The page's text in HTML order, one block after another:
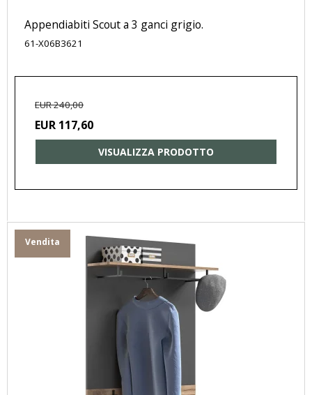
Appendiabiti Scout a 3 ganci grigio.
61-X06B3621
EUR 240,00
EUR 117,60
VISUALIZZA PRODOTTO
Vendita